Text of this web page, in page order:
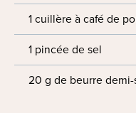
1 cuillère à café de
1 pincée de sel
20 g de beurre demi-